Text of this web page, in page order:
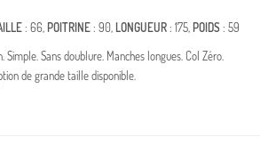
: 66, POITRINE: 90, LONGUEUR: 175, POIDS: 59
Simple. Sans doublure. Manches longues. Col Zéro.
de grande taille disponible.